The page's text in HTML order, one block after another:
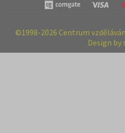
©1998-2026 Centrum
Design by